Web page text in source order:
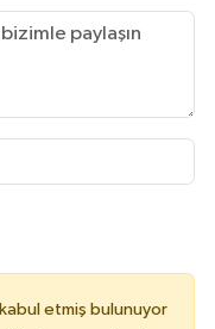
kabul etmiş bulunuyor